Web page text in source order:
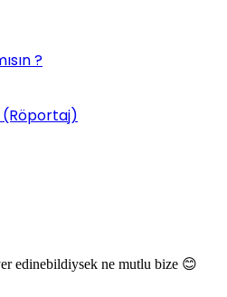
?
(Röportaj)
edinebildiysek ne mutlu bize 😊